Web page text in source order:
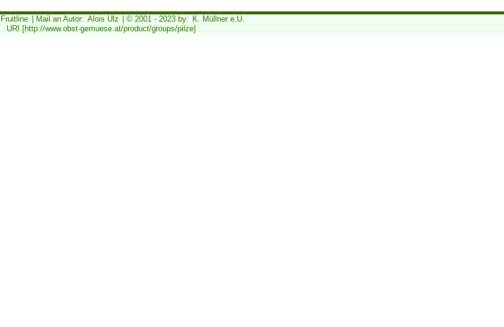
Fruitline| Mail an Autor:Alois Ulz| © 2001 - 2023 by:K. Müllner e.U.
URI [http://www.obst-gemuese.at/product/groups/pilze]